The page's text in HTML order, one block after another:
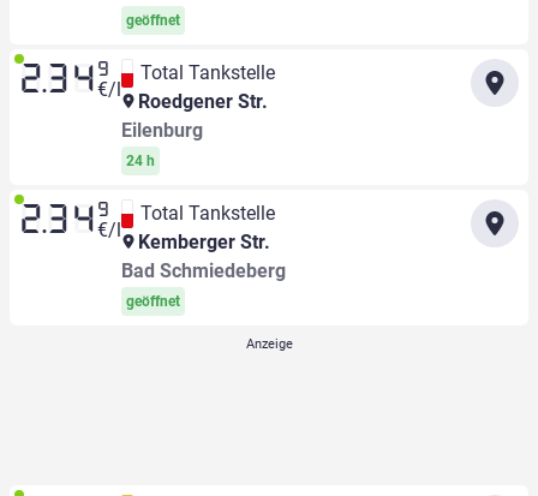
geöffnet
2.34 9
€/l
Total Tankstelle
Roedgener Str.
Eilenburg
24 h
2.34 9
€/l
Total Tankstelle
Kemberger Str.
Bad Schmiedeberg
geöffnet